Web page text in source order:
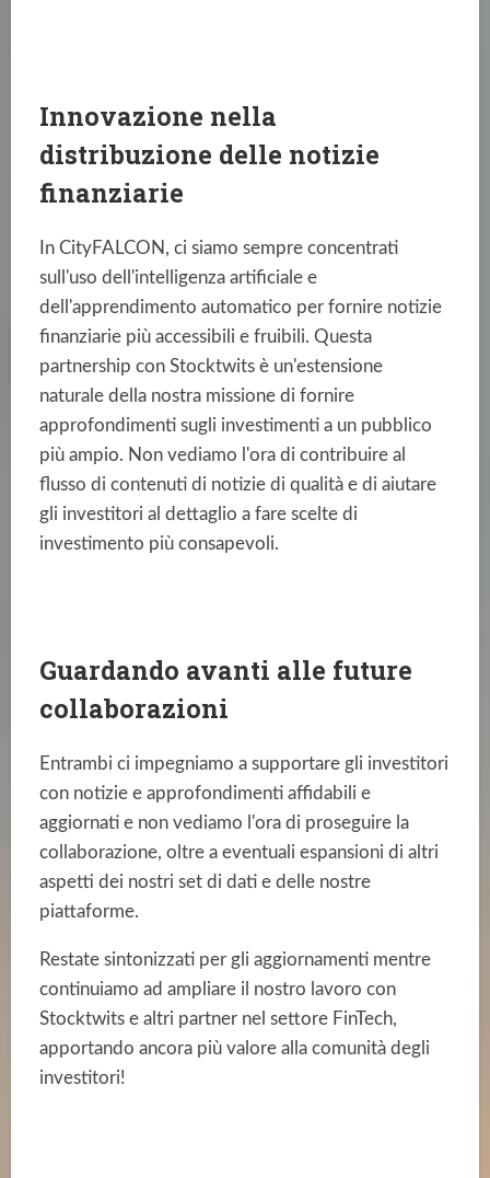
Innovazione nella
distribuzione delle notizie
finanziarie
In CityFALCON, ci siamo sempre concentrati
sull'uso dell'intelligenza artificiale e
dell'apprendimento automatico per fornire notizie
finanziarie più accessibili e fruibili. Questa
partnership con Stocktwits è un'estensione
naturale della nostra missione di fornire
approfondimenti sugli investimenti a un pubblico
più ampio. Non vediamo l'ora di contribuire al
flusso di contenuti di notizie di qualità e di aiutare
gli investitori al dettaglio a fare scelte di
investimento più consapevoli.
Guardando avanti alle future
collaborazioni
Entrambi ci impegniamo a supportare gli investitori
con notizie e approfondimenti affidabili e
aggiornati e non vediamo l'ora di proseguire la
collaborazione, oltre a eventuali espansioni di altri
aspetti dei nostri set di dati e delle nostre
piattaforme.
Restate sintonizzati per gli aggiornamenti mentre
continuiamo ad ampliare il nostro lavoro con
Stocktwits e altri partner nel settore FinTech,
apportando ancora più valore alla comunità degli
investitori!